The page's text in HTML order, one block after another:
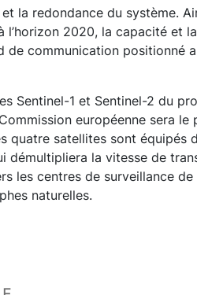
la redondance du système.
l’horizon 2020, la capacité et
communication positionné
Sentinel-1 et Sentinel-2 du
européenne sera
quatre satellites sont équipés
démultipliera la vitesse de
les centres de surveillance
naturelles.